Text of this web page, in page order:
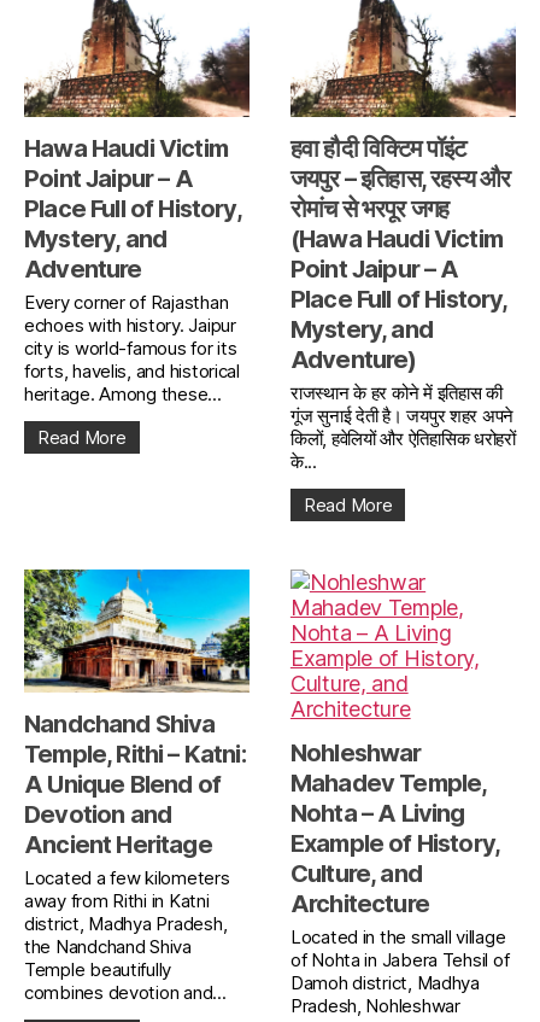
Hawa Haudi Victim
Point Jaipur – A
Place Full of History,
Mystery, and
Adventure
Every corner of Rajasthan
echoes with history. Jaipur
city is world-famous for its
forts, havelis, and historical
heritage. Among these...
Read More
हवा हौदी विक्टिम पॉइंट
जयपुर – इतिहास, रहस्य और
रोमांच से भरपूर जगह
(Hawa Haudi Victim
Point Jaipur – A
Place Full of History,
Mystery, and
Adventure)
राजस्थान के हर कोने में इतिहास की
गूंज सुनाई देती है। जयपुर शहर अपने
किलों, हवेलियों और ऐतिहासिक धरोहरों
के...
Read More
Nandchand Shiva
Temple, Rithi – Katni:
A Unique Blend of
Devotion and
Ancient Heritage
Located a few kilometers
away from Rithi in Katni
district, Madhya Pradesh,
the Nandchand Shiva
Temple beautifully
combines devotion and...
Nohleshwar
Mahadev Temple,
Nohta – A Living
Example of History,
Culture, and
Architecture
Located in the small village
of Nohta in Jabera Tehsil of
Damoh district, Madhya
Pradesh, Nohleshwar